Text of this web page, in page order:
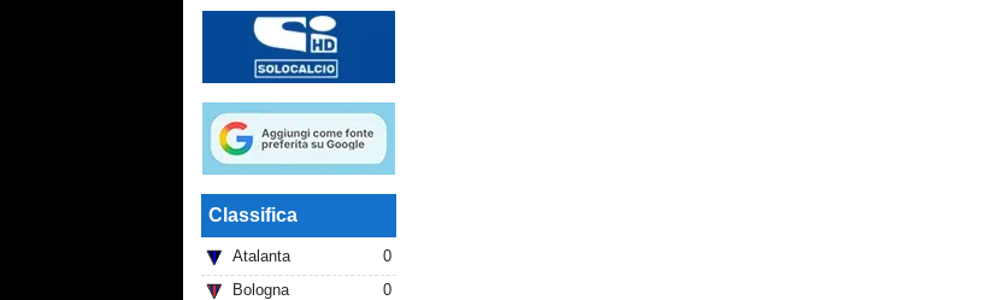
Classifica
Atalanta
0
Bologna
0